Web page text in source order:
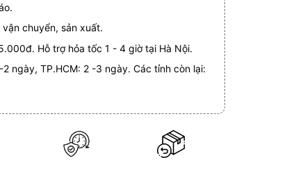
chuyển, sản xuất.
Hỗ trợ hỏa tốc 1 - 4 giờ tại Hà Nội.
ngày, TP.HCM: 2 -3 ngày. Các tỉnh còn lại: